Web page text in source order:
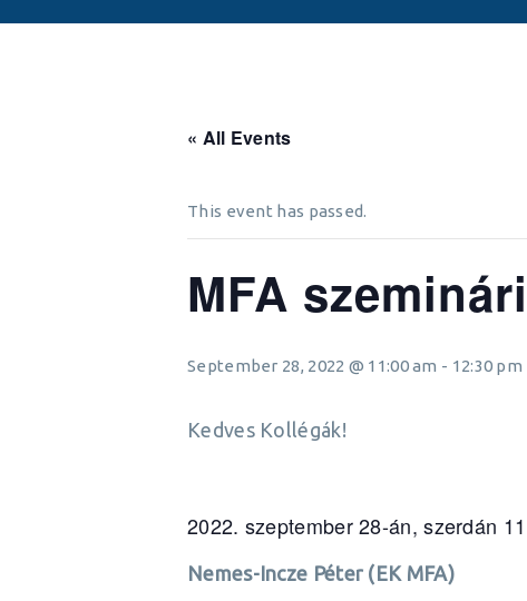
« All Events
This event has passed.
MFA
September 28, 2022 @ 11:00 am - 12:30 pm
Kedves Kollégák!
szeptember 28-án, szerdán
Nemes-Incze Péter (EK MFA)